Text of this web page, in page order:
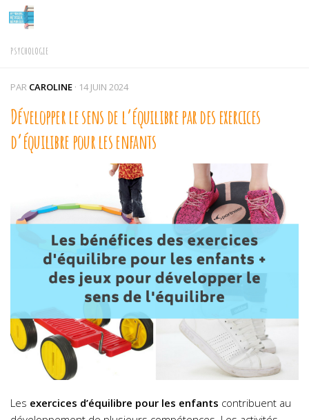
Skip to content
PSYCHOLOGIE
PAR CAROLINE · 14 JUIN 2024
Développer le sens de l’équilibre par des exercices
d’équilibre pour les enfants
Les exercices d’équilibre pour les enfants contribuent au